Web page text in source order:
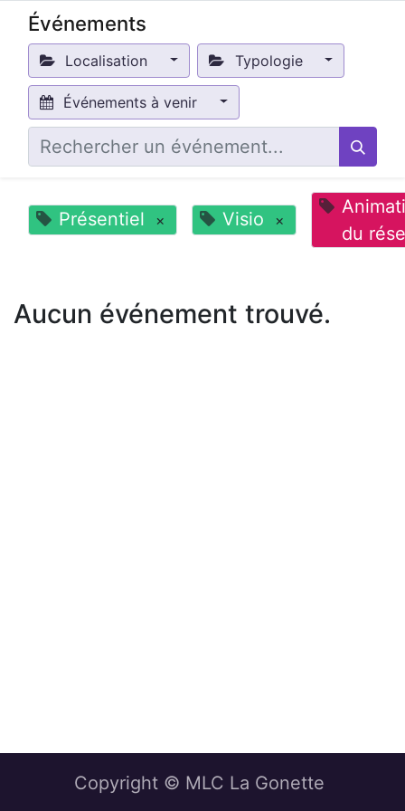
Événements
Localisation Typologie
Événements à venir
Présentiel × Visio ×
du
Aucun événement trouvé.
Copyright © MLC La Gonette